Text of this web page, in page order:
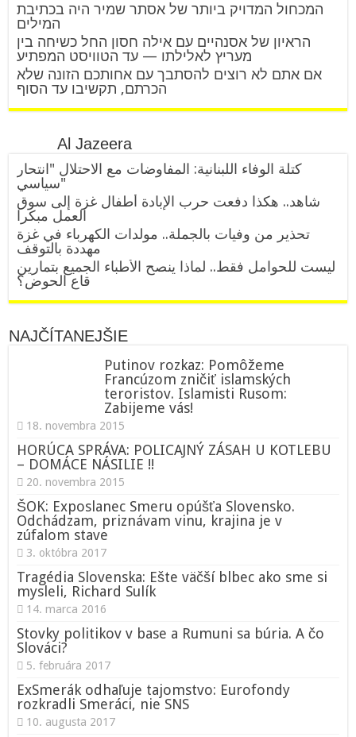
המכחול המדויק ביותר של אסתר שמיר היה בכתיבת
המילים
הראיון של אסנהיים עם אילה חסון החל כשיחה בין
מעריץ לאלילתו — עד הטוויסט המפתיע
אם אתם לא רוצים להסתבך עם אחותכם הזונה שלא
הכרתם, תקשיבו עד הסוף
Al Jazeera
كتلة الوفاء اللبنانية: المفاوضات مع الاحتلال "انتحار
سياسي"
شاهد.. هكذا دفعت حرب الإبادة أطفال غزة إلى سوق
العمل مبكرا
تحذير من وفيات بالجملة.. مولدات الكهرباء في غزة
مهددة بالتوقف
ليست للحوامل فقط.. لماذا ينصح الأطباء الجميع بتمارين
قاع الحوض؟
NAJČÍTANEJŠIE
Putinov rozkaz: Pomôžeme
Francúzom zničiť islamských
teroristov. Islamisti Rusom:
Zabijeme vás!
18. novembra 2015
HORÚCA SPRÁVA: POLICAJNÝ ZÁSAH U KOTLEBU
– DOMÁCE NÁSILIE !!
20. novembra 2015
ŠOK: Exposlanec Smeru opúšťa Slovensko.
Odchádzam, priznávam vinu, krajina je v
zúfalom stave
3. októbra 2017
Tragédia Slovenska: Ešte väčší blbec ako sme si
mysleli, Richard Sulík
14. marca 2016
Stovky politikov v base a Rumuni sa búria. A čo
Slováci?
5. februára 2017
ExSmerák odhaľuje tajomstvo: Eurofondy
rozkradli Smeráci, nie SNS
10. augusta 2017